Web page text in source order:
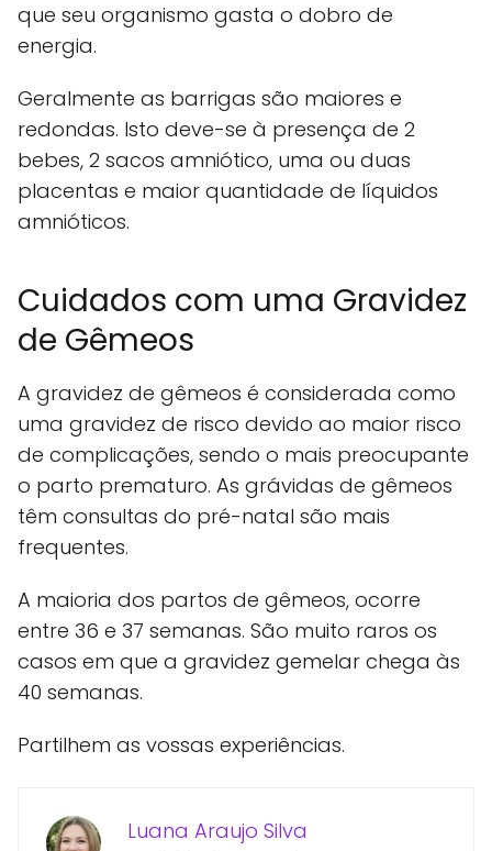
que seu organismo gasta o dobro de
energia.
Geralmente as barrigas são maiores e
redondas. Isto deve-se à presença de 2
bebes, 2 sacos amniótico, uma ou duas
placentas e maior quantidade de líquidos
amnióticos.
Cuidados com uma Gravidez
de Gêmeos
A gravidez de gêmeos é considerada como
uma gravidez de risco devido ao maior risco
de complicações, sendo o mais preocupante
o parto prematuro. As grávidas de gêmeos
têm consultas do pré-natal são mais
frequentes.
A maioria dos partos de gêmeos, ocorre
entre 36 e 37 semanas. São muito raros os
casos em que a gravidez gemelar chega às
40 semanas.
Partilhem as vossas experiências.
Luana Araujo Silva